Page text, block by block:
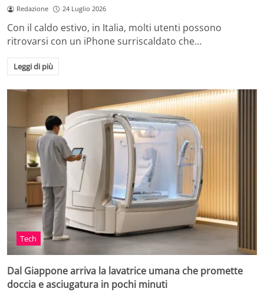
Redazione 24 Luglio 2026
Con il caldo estivo, in Italia, molti utenti possono
ritrovarsi con un iPhone surriscaldato che…
Leggi di più
Tech
Dal Giappone arriva la lavatrice umana che promette
doccia e asciugatura in pochi minuti